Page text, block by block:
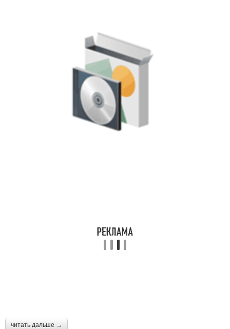
читать дальше →